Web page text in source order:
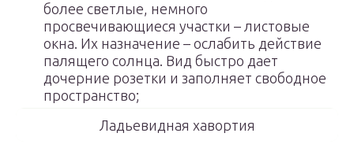
более светлые, немного
просвечивающиеся участки – листовые
окна. Их назначение – ослабить действие
палящего солнца. Вид быстро дает
дочерние розетки и заполняет свободное
пространство;
Ладьевидная хавортия